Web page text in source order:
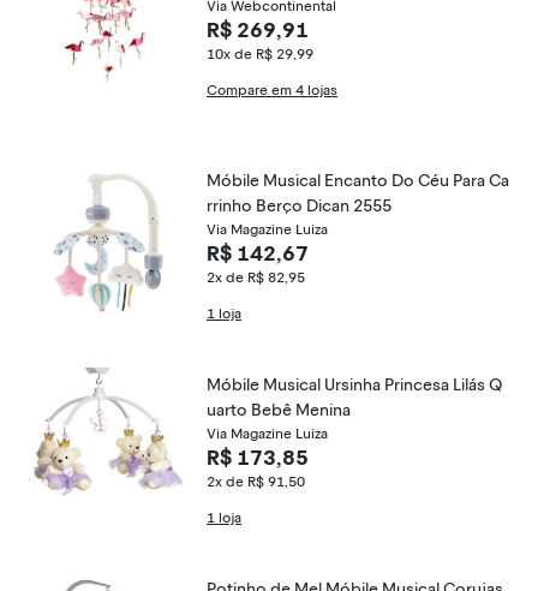
Via Webcontinental
R$ 269,91
10x de R$ 29,99
Compare em 4 lojas
Móbile Musical Encanto Do Céu Para Ca
rrinho Berço Dican 2555
Via Magazine Luiza
R$ 142,67
2x de R$ 82,95
1 loja
Móbile Musical Ursinha Princesa Lilás Q
uarto Bebê Menina
Via Magazine Luiza
R$ 173,85
2x de R$ 91,50
1 loja